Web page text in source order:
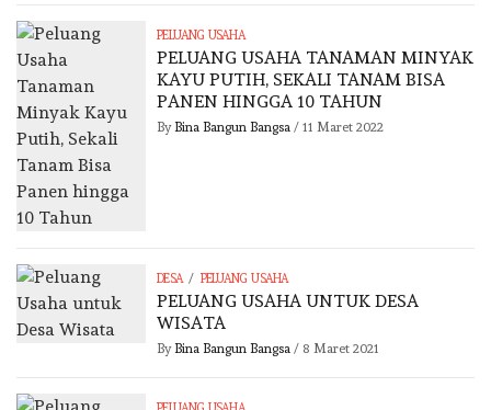
PELUANG USAHA
PELUANG USAHA TANAMAN MINYAK
KAYU PUTIH, SEKALI TANAM BISA
PANEN HINGGA 10 TAHUN
By Bina Bangun Bangsa/ 11 Maret 2022
DESA / PELUANG USAHA
PELUANG USAHA UNTUK DESA
WISATA
By Bina Bangun Bangsa/ 8 Maret 2021